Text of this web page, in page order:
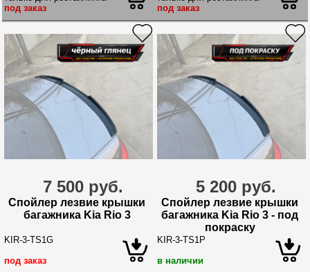
под заказ
под заказ
7 500 руб.
Спойлер лезвие крышки
багажника Kia Rio 3
KIR-3-TS1G
под заказ
5 200 руб.
Спойлер лезвие крышки
багажника Kia Rio 3 - под
покраску
KIR-3-TS1P
в наличии